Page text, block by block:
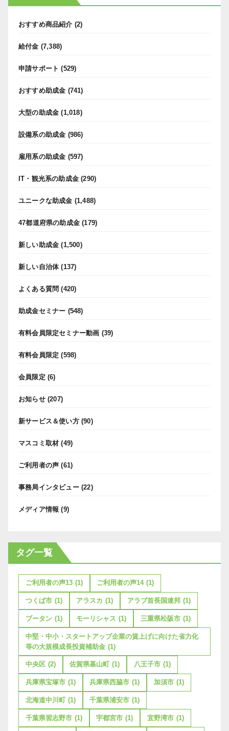
おすすめ商品紹介 (2)
給付金 (7,388)
申請サポート (529)
おすすめ助成金 (741)
大型の助成金 (1,018)
設備系の助成金 (986)
雇用系の助成金 (597)
IT・観光系の助成金 (290)
ユニークな助成金 (1,488)
47都道府県の助成金 (179)
新しい助成金 (1,500)
新しい自治体(137)
よくある質問 (420)
助成金セミナー (548)
有料会員限定セミナー動画 (39)
有料会員限定 (598)
会員限定 (6)
お知らせ(207)
新サービス＆使い方(90)
マスコミ取材 (49)
ご利用者の声 (61)
事務局インタビュー(22)
メディア情報 (9)
タグ一覧
ご利用者の声13 (1) ご利用者の声14 (1)
つくば市 (1) アラスカ (1) アラブ首長国連邦 (1)
ブータン (1) モーリシャス (1) 三重県松阪市 (1)
中堅・中小・スタートアップ企業の賃上げに向けた省力化
等の大規模成長投資補助金 (1)
中央区 (2) 佐賀県基山町 (1) 八王子市 (1)
兵庫県宝塚市 (1) 兵庫県西脇市 (1) 加須市 (1)
北海道中川町 (1) 千葉県浦安市 (1)
千葉県習志野市 (1) 宇都宮市 (1) 宜野湾市 (1)